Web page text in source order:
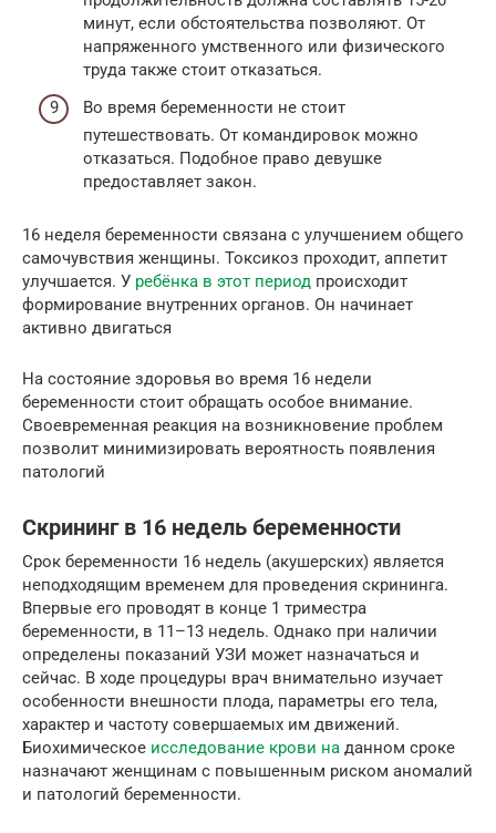
минут, если обстоятельства позволяют. От
напряженного умственного или физического
труда также стоит отказаться.
Во время беременности не стоит
путешествовать. От командировок можно
отказаться. Подобное право девушке
предоставляет закон.
16 неделя беременности связана с улучшением общего
самочувствия женщины. Токсикоз проходит, аппетит
улучшается. У ребёнка в этот период происходит
формирование внутренних органов. Он начинает
активно двигаться
На состояние здоровья во время 16 недели
беременности стоит обращать особое внимание.
Своевременная реакция на возникновение проблем
позволит минимизировать вероятность появления
патологий
Скрининг в 16 недель беременности
Срок беременности 16 недель (акушерских) является
неподходящим временем для проведения скрининга.
Впервые его проводят в конце 1 триместра
беременности, в 11–13 недель. Однако при наличии
определены показаний УЗИ может назначаться и
сейчас. В ходе процедуры врач внимательно изучает
особенности внешности плода, параметры его тела,
характер и частоту совершаемых им движений.
Биохимическое исследование крови на данном сроке
назначают женщинам с повышенным риском аномалий
и патологий беременности.